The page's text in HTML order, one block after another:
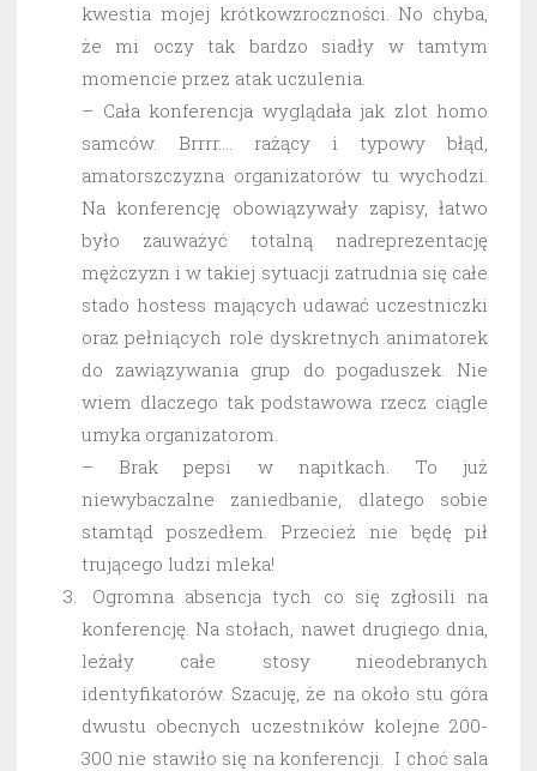
kwestia mojej krótkowzroczności. No chyba,
że mi oczy tak bardzo siadły w tamtym
momencie przez atak uczulenia.
– Cała konferencja wyglądała jak zlot homo
samców. Brrrr…. rażący i typowy błąd,
amatorszczyzna organizatorów tu wychodzi.
Na konferencję obowiązywały zapisy, łatwo
było zauważyć totalną nadreprezentację
mężczyzn i w takiej sytuacji zatrudnia się całe
stado hostess mających udawać uczestniczki
oraz pełniących role dyskretnych animatorek
do zawiązywania grup do pogaduszek. Nie
wiem dlaczego tak podstawowa rzecz ciągle
umyka organizatorom.
– Brak pepsi w napitkach. To już
niewybaczalne zaniedbanie, dlatego sobie
stamtąd poszedłem. Przecież nie będę pił
trującego ludzi mleka!
Ogromna absencja tych co się zgłosili na
konferencję. Na stołach, nawet drugiego dnia,
leżały całe stosy nieodebranych
identyfikatorów. Szacuję, że na około stu góra
dwustu obecnych uczestników kolejne 200-
300 nie stawiło się na konferencji. I choć sala